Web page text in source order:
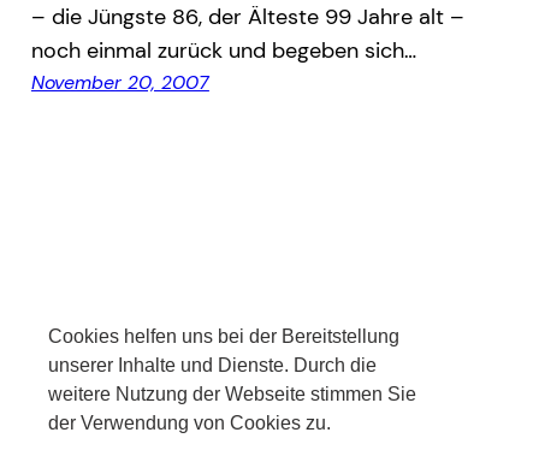
Cookies helfen uns bei der Bereitstellung
unserer Inhalte und Dienste. Durch die
weitere Nutzung der Webseite stimmen Sie
der Verwendung von Cookies zu.
Cookies helfen uns bei der Bereitstellung
unserer Inhalte und Dienste. Durch die
weitere Nutzung der Webseite stimmen Sie
der Verwendung von Cookies zu.
– die Jüngste 86, der Älteste 99 Jahre alt –
noch einmal zurück und begeben sich…
November 20, 2007
Facebook
Twitter
Instagram
©2022 Jan-Malte Enning –
Datenschutzerklärung